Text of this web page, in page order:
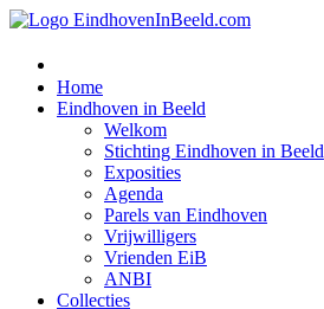
Home
Eindhoven in Beeld
Welkom
Stichting Eindhoven in Beeld
Exposities
Agenda
Parels van Eindhoven
Vrijwilligers
Vrienden EiB
ANBI
Collecties